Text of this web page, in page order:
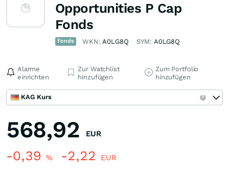
Opportunities P Cap
Fonds
Fonds WKN:A0LG8Q SYM: A0LG8Q
Alarme
einrichten
Zur Watchlist
hinzufügen
Zum Portfolio
hinzufügen
KAG Kurs
568,92 EUR
-0,39 % -2,22 EUR